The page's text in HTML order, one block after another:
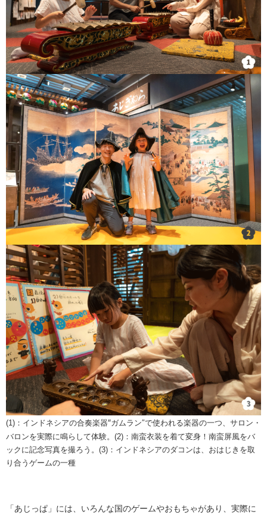
​(1)：インドネシアの合奏楽器″​ガムラン″で使われる楽器の一つ、サロン・
バロンを実際に鳴らして体験。(2)：南蛮衣装を着て変身！南蛮屏風をバ
ックに記念写真を撮ろう。(3)：インドネシアのダコンは、おはじきを取
り合うゲームの一種​
「あじっぱ」には、いろんな国のゲームやおもちゃがあり、実際に